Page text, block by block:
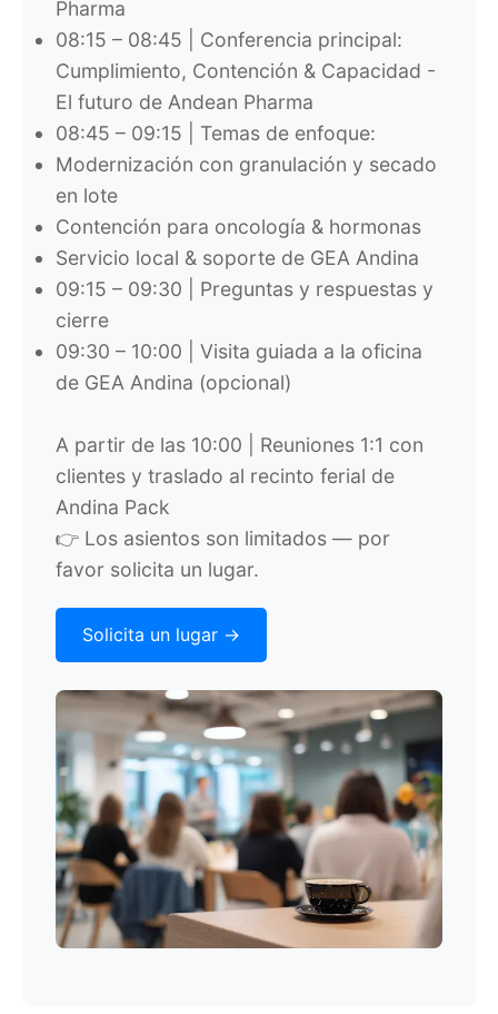
Pharma
08:15 – 08:45 | Conferencia principal:
Cumplimiento, Contención & Capacidad -
El futuro de Andean Pharma
08:45 – 09:15 | Temas de enfoque:
Modernización con granulación y secado
en lote
Contención para oncología & hormonas
Servicio local & soporte de GEA Andina
09:15 – 09:30 | Preguntas y respuestas y
cierre
09:30 – 10:00 | Visita guiada a la oficina
de GEA Andina (opcional)
A partir de las 10:00 | Reuniones 1:1 con
clientes y traslado al recinto ferial de
Andina Pack
👉 Los asientos son limitados — por
favor solicita un lugar.
Solicita un lugar ->